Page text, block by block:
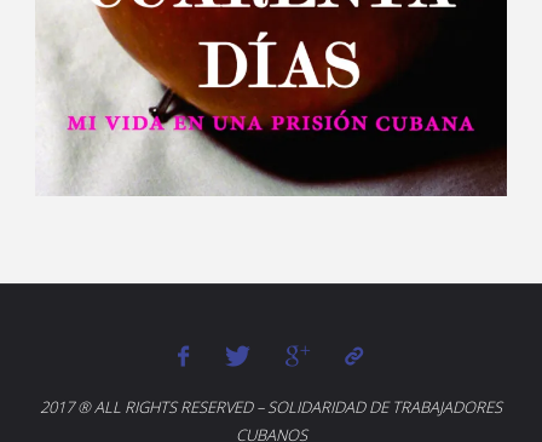
2017 ® ALL RIGHTS RESERVED – SOLIDARIDAD DE TRABAJADORES
CUBANOS